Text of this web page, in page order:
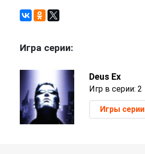
Игра серии:
Deus Ex
Игр в серии: 2
Игры серии